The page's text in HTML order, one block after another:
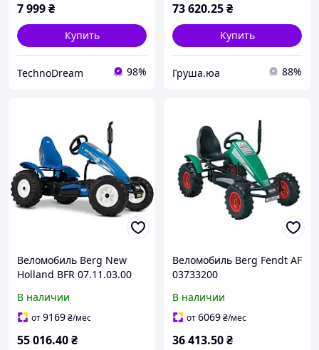
7 999₴
Купить
TechnoDream 98%
73 620.25₴
Купить
Груша.юа 88%
Веломобиль Berg New
Holland BFR 07.11.03.00
В наличии
от9169₴/мес
55 016.40₴
Веломобиль Berg Fendt AF
03733200
В наличии
от6069₴/мес
36 413.50₴